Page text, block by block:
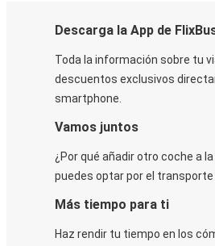
Descarga la App de
Toda la información sobre tu
descuentos exclusivos
smartphone.
Vamos juntos
¿Por qué añadir otro coche a
puedes optar por el
Más tiempo para ti
Haz rendir tu tiempo en los